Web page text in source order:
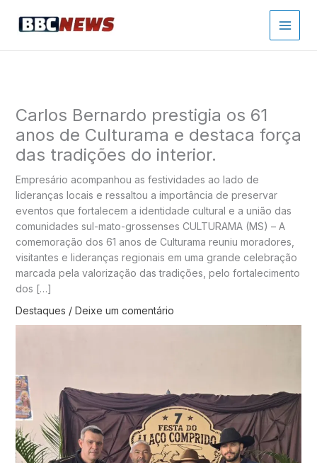
para
Carlos Bernardo prestigia os 61
anos de Culturama e destaca força
das tradições do interior.
Empresário acompanhou as festividades ao lado de
lideranças locais e ressaltou a importância de preservar
eventos que fortalecem a identidade cultural e a união das
comunidades sul-mato-grossenses CULTURAMA (MS) – A
comemoração dos 61 anos de Culturama reuniu moradores,
visitantes e lideranças regionais em uma grande celebração
marcada pela valorização das tradições, pelo fortalecimento
dos […]
Destaques / Deixe um comentário